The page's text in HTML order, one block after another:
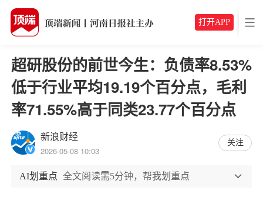
打开APP
超研股份的前世今生：负债率8.53%
低于行业平均19.19个百分点，毛利
率71.55%高于同类23.77个百分点
新浪财经
2026-05-08 10:03
关注
AI划重点 全文阅读需5分钟，帮我划重点